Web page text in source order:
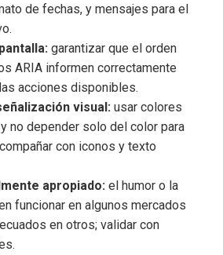
de fechas, y mensajes para el
garantizar que el orden
ARIA informen correctamente
acciones disponibles.
visual: usar colores
no depender solo del color para
con iconos y texto
apropiado: el humor o la
funcionar en algunos mercados
en otros; validar con